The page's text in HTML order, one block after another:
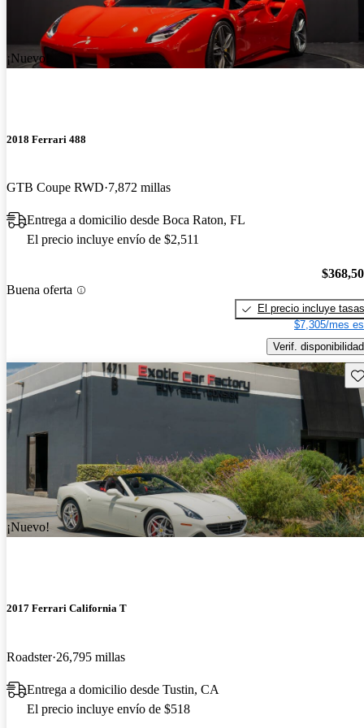
¡Nuevo!
2018 Ferrari 488
GTB Coupe RWD 7,872 millas
Entrega a domicilio desde Boca Raton, FL
El precio incluye envío de $2,511
Buena oferta
El precio incluye tasas
$7,305/mes
Verif. disponibilidad
¡Nuevo!
2017 Ferrari California T
Roadster 26,795 millas
Entrega a domicilio desde Tustin, CA
El precio incluye envío de $518